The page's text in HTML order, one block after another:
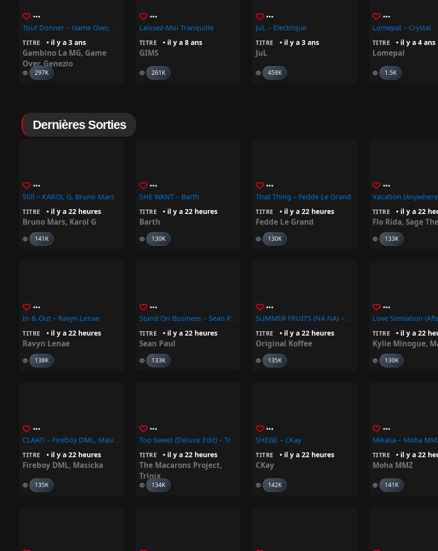
Tout Donner – Game Over, Genezio, Gambino La MG
TITRE • il y a 3 ans
Gambino La MG, Game
Over,Genezio
297K
Laissez-Moi Tranquille
TITRE • il y a 8 ans
GIMS
261K
JuL – Electrique
TITRE • il y a 3 ans
JuL
458K
Lomepal – Crystal
TITRE • il y a 4 ans
Lomepal
1.5K
Dernières Sorties
Still – KAROL G, Bruno Mars
TITRE • il y a 22 heures
Bruno Mars, Karol G
141K
SHE WANT – Barth
TITRE • il y a 22 heures
Barth
130K
That Thing – Fedde Le Grand
TITRE • il y a 22 heures
Fedde Le Grand
130K
TITRE • il y a 22
Flo Rida, Sage
133K
In & Out – Ravyn Lenae
TITRE • il y a 22 heures
Ravyn Lenae
138K
Stand On Business – Sean Paul
TITRE • il y a 22 heures
Sean Paul
133K
SUMMER FRUITS (NA NA) – Original Koffee
TITRE • il y a 22 heures
Original Koffee
135K
TITRE • il y a 22
Kylie Minogue,
130K
CLAAT! – Fireboy DML, Masicka
TITRE • il y a 22 heures
Fireboy DML, Masicka
135K
Too Sweet (Deluxe Edit) – Trinix, The Macarons Project
TITRE • il y a 22 heures
The Macarons Project,
Trinix
134K
SHEGE – CKay
TITRE • il y a 22 heures
CKay
142K
Mikasa – Moha
TITRE • il y a 22
Moha MMZ
141K